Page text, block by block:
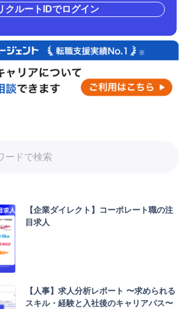
クルートIDでログイン
【企業ダイレクト】コーポレート職の注
目求人
【人事】求人分析レポート 〜求められる
スキル・経験と入社後のキャリアパス〜